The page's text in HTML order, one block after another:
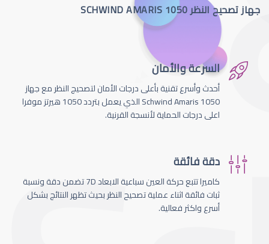
جهاز تصحيح النظر SCHWIND AMARIS 1050
السرعة والأمان
أحدث وأسرع تقنية بأعلى درجات الأمان لتصحيج النظر مع جهاز
Schwind Amaris 1050 الذي يعمل بتردد 1050 هيرتز موفرا
اعلى درجات الحماية لأنسجة القرنية.
دقة فائقة
كاميرا تتبع حركة العين سباعية الابعاد 7D تضمن دقة ونسبة
ثبات فائقة اثناء عملية تصحيح النظر بحيث تظهر النتائج بشكل
أسرع واكثر فعالية.